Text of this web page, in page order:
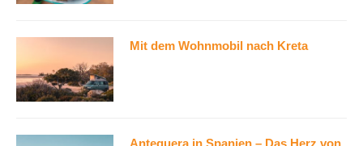
Mit dem Wohnmobil nach Kreta
Antequera in Spanien – Das Herz von